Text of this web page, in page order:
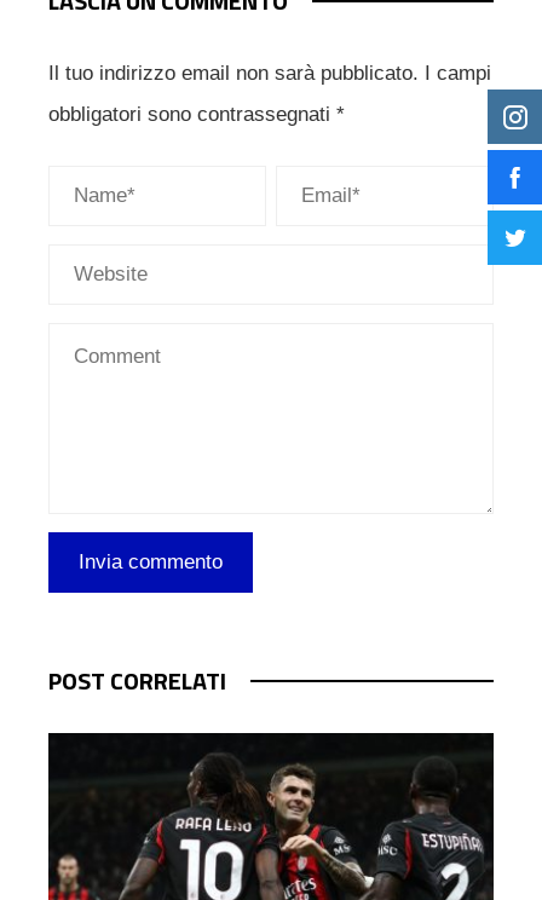
Il tuo indirizzo email non sarà pubblicato.
I campi
obbligatori sono contrassegnati *
POST CORRELATI